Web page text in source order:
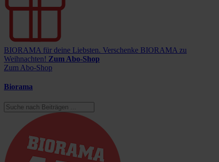
BIORAMA für deine Liebsten. Verschenke BIORAMA zu
Weihnachten! Zum Abo-Shop
Zum Abo-Shop
Biorama